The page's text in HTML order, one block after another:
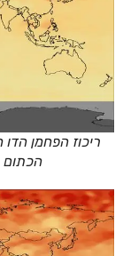
הכתום